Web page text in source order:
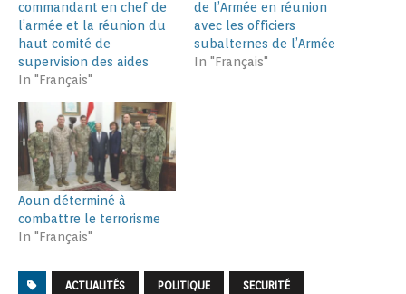
commandant en chef de
l’armée et la réunion du
haut comité de
supervision des aides
In "Français"
de l’Armée en réunion
avec les officiers
subalternes de l’Armée
In "Français"
Aoun déterminé à
combattre le terrorisme
In "Français"
ACTUALITÉS POLITIQUE SECURITÉ